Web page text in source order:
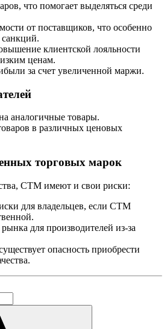
что помогает выделяться среди
от поставщиков, что особенно
клиентской лояльности
ценам.
за счет увеличенной маржи.
аналогичные товары.
в различных ценовых
торговых марок
СТМ имеют и свои риски:
для владельцев, если СТМ
для производителей из-за
опасность приобрести